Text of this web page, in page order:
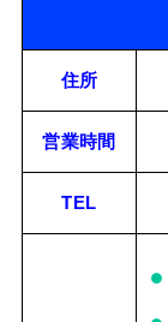
住所
営業時間
TEL